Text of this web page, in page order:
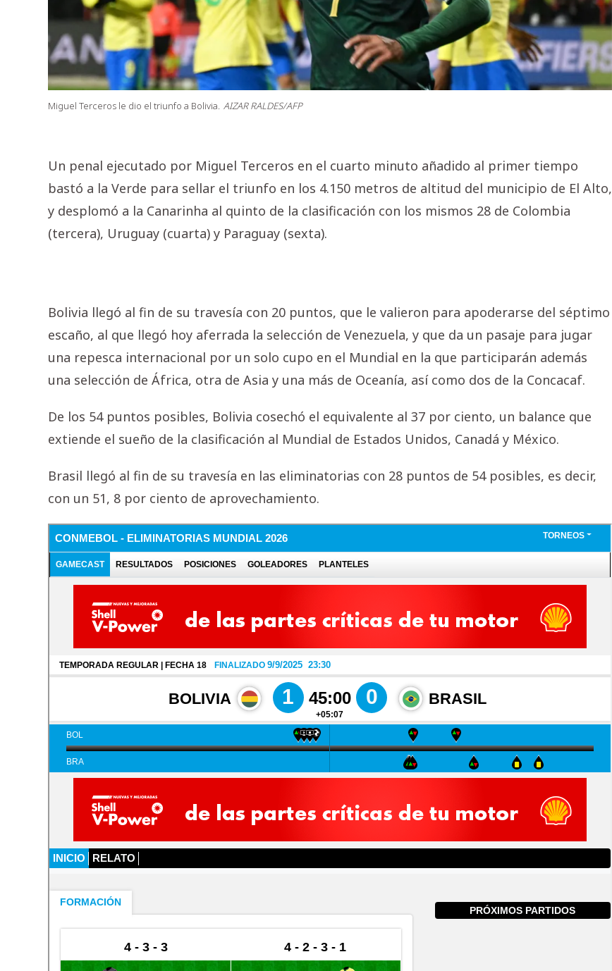
Miguel Terceros le dio el triunfo a Bolivia. AIZAR RALDES/AFP
Un penal ejecutado por Miguel Terceros en el cuarto minuto añadido al primer tiempo
bastó a la Verde para sellar el triunfo en los 4.150 metros de altitud del municipio de El Alto,
y desplomó a la Canarinha al quinto de la clasificación con los mismos 28 de Colombia
(tercera), Uruguay (cuarta) y Paraguay (sexta).
Bolivia llegó al fin de su travesía con 20 puntos, que le valieron para apoderarse del séptimo
escaño, al que llegó hoy aferrada la selección de Venezuela, y que da un pasaje para jugar
una repesca internacional por un solo cupo en el Mundial en la que participarán además
una selección de África, otra de Asia y una más de Oceanía, así como dos de la Concacaf.
De los 54 puntos posibles, Bolivia cosechó el equivalente al 37 por ciento, un balance que
extiende el sueño de la clasificación al Mundial de Estados Unidos, Canadá y México.
Brasil llegó al fin de su travesía en las eliminatorias con 28 puntos de 54 posibles, es decir,
con un 51, 8 por ciento de aprovechamiento.